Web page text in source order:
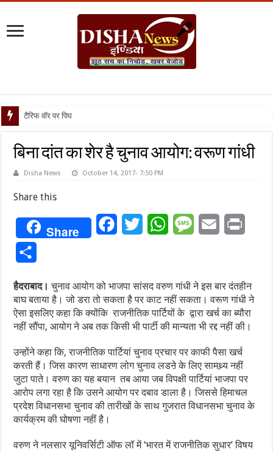
टैरिफ वॉर पर पिघली बर्फ, ट्रंप
बिना दांत का शेर है चुनाव आयोग: वरूण गांधी
Disha News October 14, 2017- 7:50 PM
Share this
Share FacebookTwitterWhatsAppMessageEmail
हैदराबाद। चुनाव आयोग को भाजपा सांसद वरुण गांधी ने इस बार दंतहीन
बाघ बताया है। जो डरा तो सकता है पर काट नहीं सकता। वरूण गांधी ने
ऐसा इसलिए कहा कि क्योंकि राजनीतिक पार्टियों के द्वारा खर्च का ब्यौरा
नहीं सौंपा, आयोग ने अब तक किसी भी पार्टी की मान्यता भी रद्द नहीं की।
उन्होंने कहा कि, राजनीतिक पार्टियां चुनाव प्रचार पर काफी पैसा खर्च
करती हैं। जिस कारण साधारण लोग चुनाव लडऩे के लिए सामथ्र्य नहीं
जुटा पाते। वरुण का यह बयान तब आया जब विपक्षी पार्टियां भाजपा पर
आरोप लगा रहा है कि उसने आयोग पर दबाव डाला है। जिससे हिमाचल
प्रदेश विधानसभा चुनाव की तारीखों के साथ गुजरात विधानसभा चुनाव के
कार्यक्रम की घोषणा नहीं है।
वरुण ने नलसार यूनिवर्सिटी ऑफ लॉ में ‘भारत में राजनीतिक सुधार’ विषय